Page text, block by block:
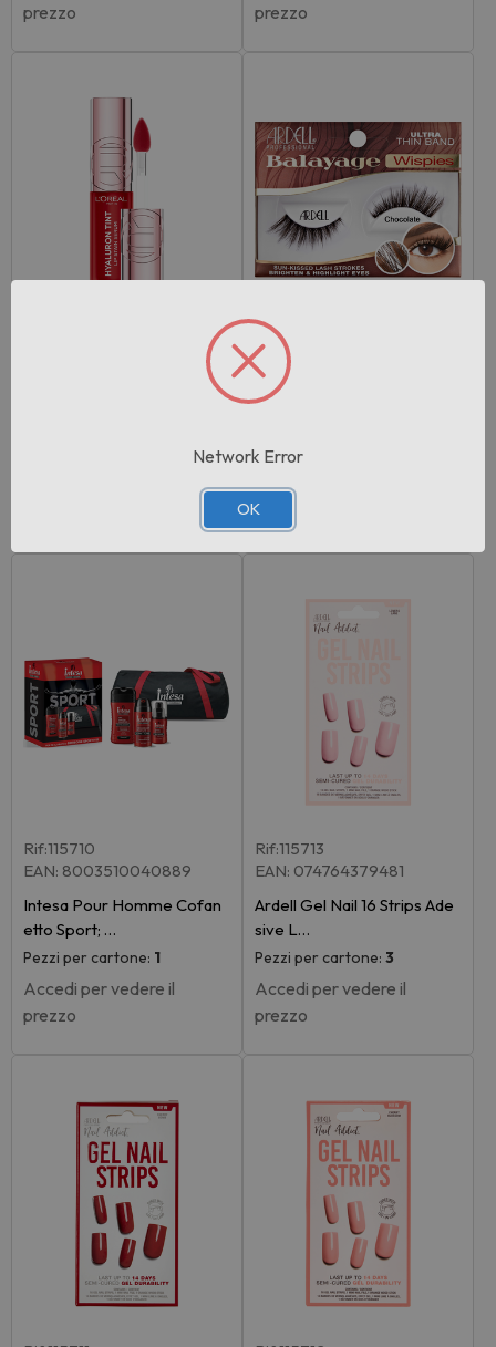
prezzo
prezzo
L'oreal Tinta Labbra Hyalur
Rif:115714
EAN: 074764367204
Ardell Balayage Wispies Ch
Pezzi per cartone:
Accedi per vedere il
prezzo
Rif:115710
EAN: 8003510040889
Intesa Pour Homme Cofan
etto Sport; …
Pezzi per cartone: 1
Accedi per vedere il
prezzo
Rif:115713
EAN: 074764379481
Ardell Gel Nail 16 Strips Ade
sive L…
Pezzi per cartone: 3
Accedi per vedere il
prezzo
Network Error
OK